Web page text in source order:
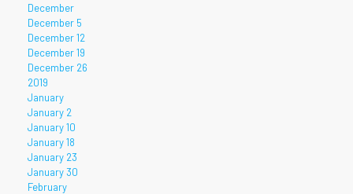
December
December 5
December 12
December 19
December 26
2019
January
January 2
January 10
January 18
January 23
January 30
February